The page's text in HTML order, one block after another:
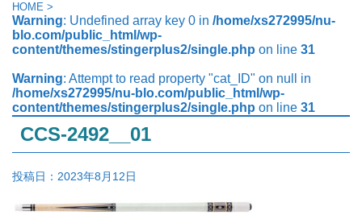
HOME >
Warning: Undefined array key 0 in /home/xs272995/nu-
blo.com/public_html/wp-
content/themes/stingerplus2/single.php on line 31
Warning: Attempt to read property "cat_ID" on null in
/home/xs272995/nu-blo.com/public_html/wp-
content/themes/stingerplus2/single.php on line 31
CCS-2492__01
投稿日： 2023年8月12日